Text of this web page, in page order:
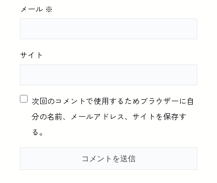
メール ※
サイト
次回のコメントで使用するためブラウザーに自
分の名前、メールアドレス、サイトを保存す
る。